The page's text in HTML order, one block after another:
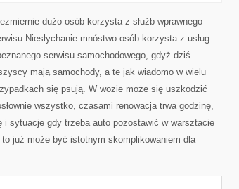
ZWYKLE
NIE
SIĘ,
dużo osób korzysta z służb wprawnego
Niesłychanie mnóstwo osób korzysta z usług
serwisu samochodowego, gdyż dziś
mają samochody, a te jak wiadomo w wielu
się psują. W wozie może się uszkodzić
wszystko, czasami renowacja trwa godzinę,
sytuacje gdy trzeba auto pozostawić w warsztacie
już może być istotnym skomplikowaniem dla